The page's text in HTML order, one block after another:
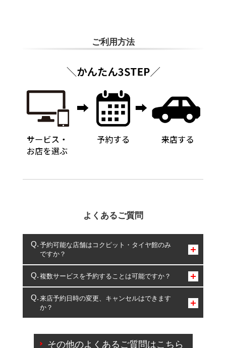
ご利用方法
よくあるご質問
予約可能な店舗はコクピット・タイヤ館のみ
ですか？
コクピット・タイヤ館のみとなります。
複数サービスを予約することは可能ですか？
複数サービスのご予約は可能です。
一部の商品・サービスの組み合わせに限り、同時にご予約が
出来ないものもございます。
来店予約日時の変更、キャンセルはできます
か？
ご来店予約日の3営業日前を過ぎている場合のご予約
その他のよくあるご質問はこちら